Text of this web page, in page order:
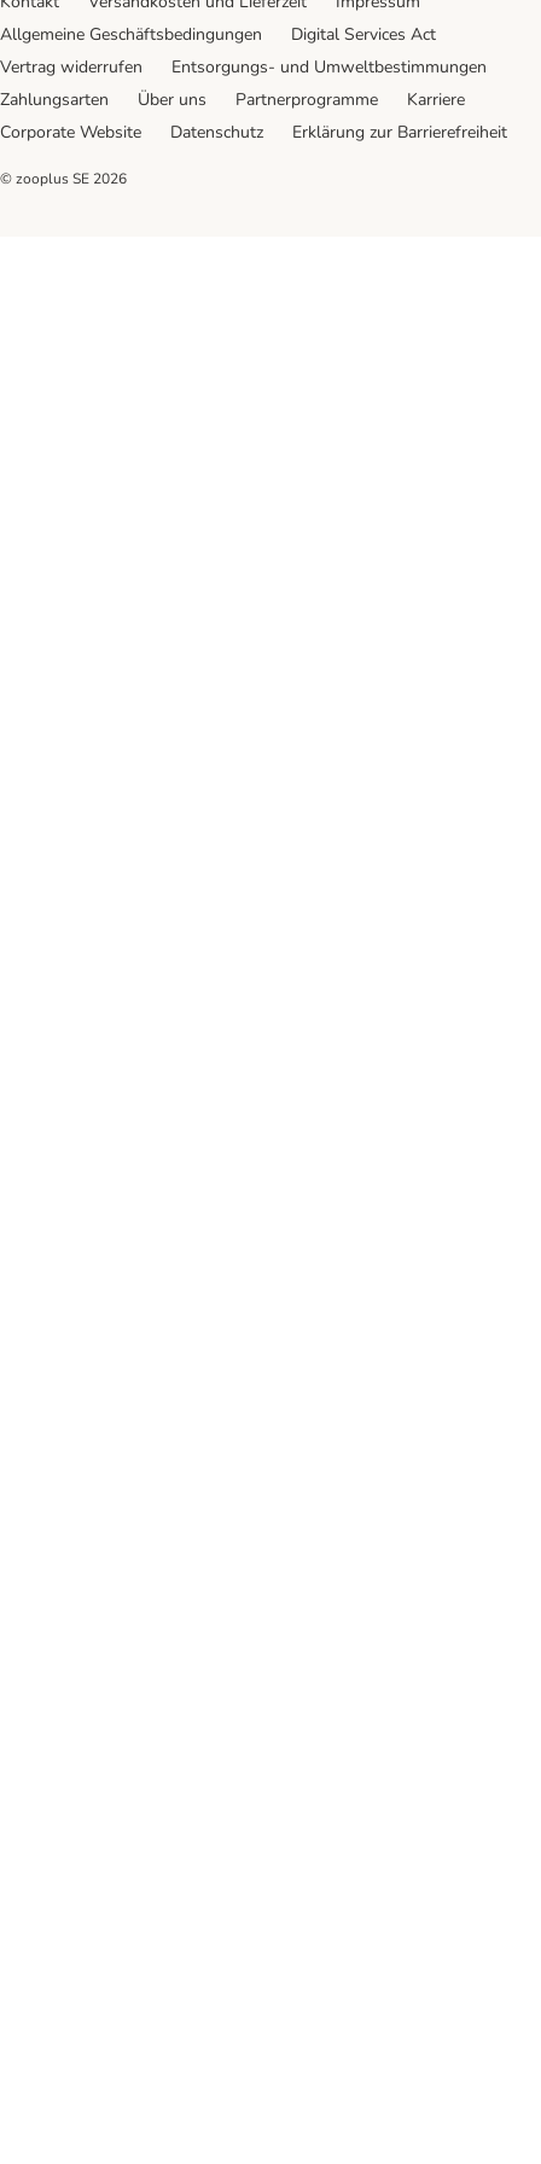
Allgemeine Geschäftsbedingungen
Digital Services Act
Vertrag widerrufen
Entsorgungs- und Umweltbestimmungen
Zahlungsarten
Über uns Partnerprogramme
Karriere
Corporate Website
Datenschutz Erklärung zur Barrierefreiheit
© zooplus SE 2026